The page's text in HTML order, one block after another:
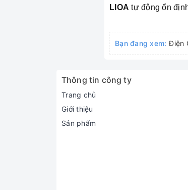
LIOA tự động ổn
Bạn đang xem: Điện
Thông tin công ty
Trang chủ
Giới thiệu
Sản phẩm